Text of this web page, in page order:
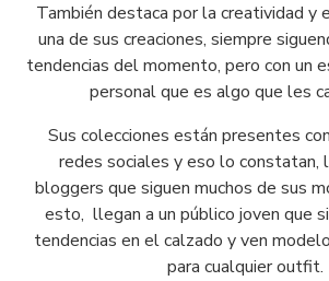
También destaca por la creatividad y
una de sus creaciones, siempre
tendencias del momento, pero con un
personal que es algo que les
Sus colecciones están presentes
redes sociales y eso lo constatan,
bloggers que siguen muchos de sus
esto, llegan a un público joven que
tendencias en el calzado y ven
para cualquier outfit.